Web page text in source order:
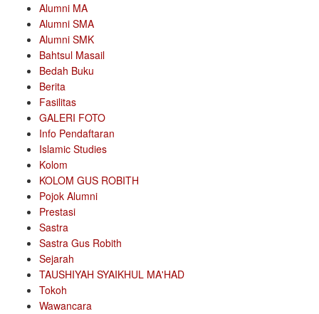
Alumni MA
Alumni SMA
Alumni SMK
Bahtsul Masail
Bedah Buku
Berita
Fasilitas
GALERI FOTO
Info Pendaftaran
Islamic Studies
Kolom
KOLOM GUS ROBITH
Pojok Alumni
Prestasi
Sastra
Sastra Gus Robith
Sejarah
TAUSHIYAH SYAIKHUL MA'HAD
Tokoh
Wawancara